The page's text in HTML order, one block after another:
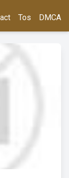
Tos DMCA